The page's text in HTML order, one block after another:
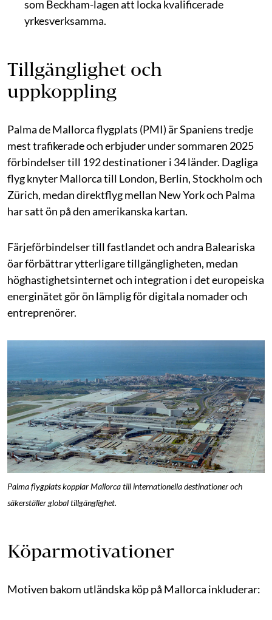
som Beckham-lagen att locka kvalificerade
yrkesverksamma.
Tillgänglighet och
uppkoppling
Palma de Mallorca flygplats (PMI) är Spaniens tredje
mest trafikerade och erbjuder under sommaren 2025
förbindelser till 192 destinationer i 34 länder. Dagliga
flyg knyter Mallorca till London, Berlin, Stockholm och
Zürich, medan direktflyg mellan New York och Palma
har satt ön på den amerikanska kartan.
Färjeförbindelser till fastlandet och andra Baleariska
öar förbättrar ytterligare tillgängligheten, medan
höghastighetsinternet och integration i det europeiska
energinätet gör ön lämplig för digitala nomader och
entreprenörer.
Palma flygplats kopplar Mallorca till internationella destinationer och
säkerställer global tillgänglighet.
Köparmotivationer
Motiven bakom utländska köp på Mallorca inkluderar: